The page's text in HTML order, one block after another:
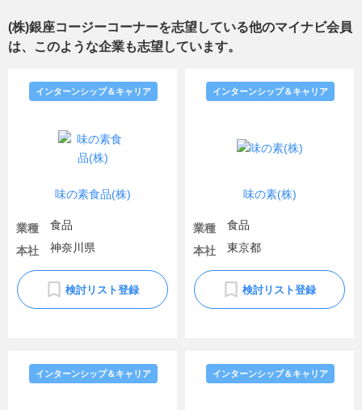
(株)銀座コージーコーナーを志望している他のマイナビ会員
は、このような企業も志望しています。
味の素食品(株)
インターンシップ＆キャリア
業種
食品
本社
神奈川県
検討リスト登録
味の素(株)
インターンシップ＆キャリア
業種
食品
本社
東京都
検討リスト登録
インターンシップ＆キャリア インターンシップ＆キャリア